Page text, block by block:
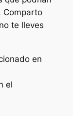
Comparto
te lleves
en
el